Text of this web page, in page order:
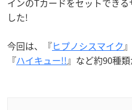
インのTカードをセットでき
した!
今回は、『ヒプノシスマイク
『ハイキュー!!』など約90種類